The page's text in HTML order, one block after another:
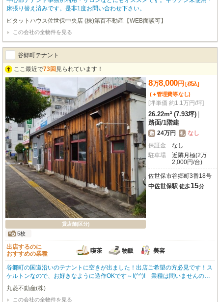
床張り替え済みです。是非1度お問い合わせ下さい。
ピタットハウス佐世保中央店 (株)第百不動産【WEB面談可】
この会社の全物件を見る
谷郷町テナント
ここ最近で73回 見られています！
貸店舗(区分)
5枚
8万8,000円 [税込]
(＋管理費等なし)
[坪単価 約1.1万円/坪]
26.22m² (7.93坪)
路面/1階建
敷 24万円 礼 なし
保証金
なし
駐車場
近隣月極(2万
2,000円/台)
佐世保市谷郷町3番18号
中佐世保駅 徒歩15分
出店するのに
おすすめの業種
喫茶 物販 美容
谷郷町の国道沿いのテナントに空きが出ました！出店ご希望の方必見です！ス
ケルトンなので、お好きなように造作OKです～!(^^)! 業種は問いませんので
お気軽にお問い合わせください！
丸菱不動産(株)
この会社の全物件を見る